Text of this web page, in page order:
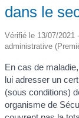
dans le
Vérifié le 13/07/2021
administrative
En cas de
lui adresser un
(sous conditions)
organisme de